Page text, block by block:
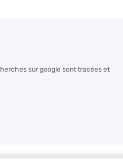
sur google sont tracées et